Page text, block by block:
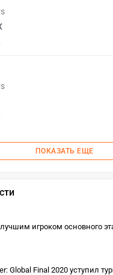
ПОКАЗАТЬ ЕЩЕ
игроком основного
Global Final 2020 уступил